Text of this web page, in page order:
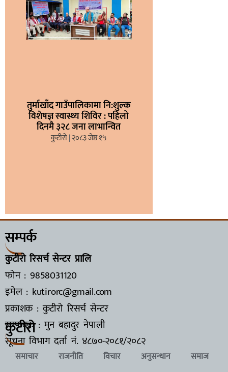
तुर्माखाँद गाउँपालिकामा नि:शुल्क
विशेषज्ञ स्वास्थ्य शिविर : पहिलो
दिनमै ३२८ जना लाभान्वित
कुटीरो २०८३ जेष्ठ १५
सम्पर्क
कुटीरो रिसर्च सेन्टर प्रालि
फोन : 9858031120
इमेल : kutirorc@gmail.com
प्रकाशक : कुटीरो रिसर्च सेन्टर
सम्पादक : मुन बहादुर नेपाली
सूचना विभाग दर्ता नं. ४८७०-२०८१/२०८२
कुटीरो
समाचार राजनीति विचार अनुसन्धान समाज